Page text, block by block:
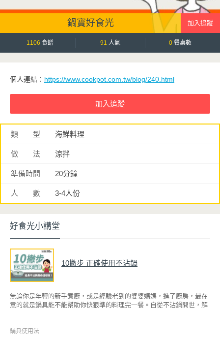
鍋寶好食光
1106 食譜 91 人氣 0 餐桌數
個人連結： https://www.cookpot.com.tw/blog/240.html
類 型 海鮮料理
做 法 涼拌
準備時間 20分鐘
人 數 3-4人份
好食光小講堂
10撇步 正確使用不沾鍋
無論你是年輕的新手煮廚，或是經驗老到的婆婆媽媽，進了廚房，最在
意的就是鍋具能不能幫助你快狠準的料理完一餐。自從不沾鍋問世，解
因此金鑽不沾系列的鍋具，更年年穩居銷售排行榜的前幾名。然而如何
鍋具使用法